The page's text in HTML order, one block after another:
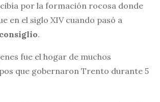
por la formación rocosa donde
en el siglo XIV cuando pasó a
.
fue el hogar de muchos
que gobernaron Trento durante 5